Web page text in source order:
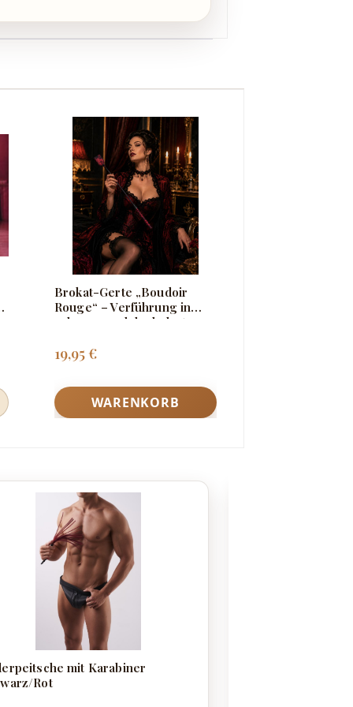
Brokat-Gerte „Boudoir
Rouge“ – Verführung in
schwarz und dunkelrot
Regulärer Preis:
19,95 €
WARENKORB
mit Karabiner
Rot